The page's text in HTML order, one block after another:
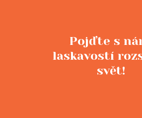
Pojďte s
laskavostí
svět!